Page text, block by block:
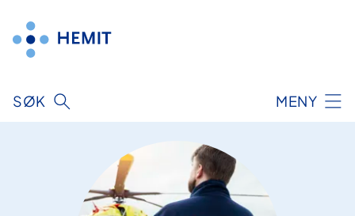
innhold
SØK MENY